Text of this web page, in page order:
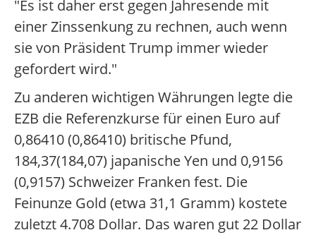
"Es ist daher erst gegen Jahresende mit
einer Zinssenkung zu rechnen, auch wenn
sie von Präsident Trump immer wieder
gefordert wird."
Zu anderen wichtigen Währungen legte die
EZB die Referenzkurse für einen Euro auf
0,86410 (0,86410) britische Pfund,
184,37(184,07) japanische Yen und 0,9156
(0,9157) Schweizer Franken fest. Die
Feinunze Gold (etwa 31,1 Gramm) kostete
zuletzt 4.708 Dollar. Das waren gut 22 Dollar